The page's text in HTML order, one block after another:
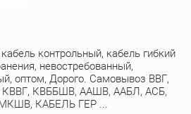
контрольный, кабель гибкий
невостребованный,
оптом, Дорого. Самовывоз ВВГ,
КВББШВ, ААШВ, ААБЛ, АСБ,
КАБЕЛЬ ГЕР ...